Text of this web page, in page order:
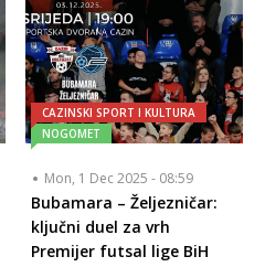
CAZINSKI SPORT I KULTURA
NOGOMET
Mon, 1 Dec 2025 - 08:59
Bubamara – Željezničar:
ključni duel za vrh
Premijer futsal lige BiH